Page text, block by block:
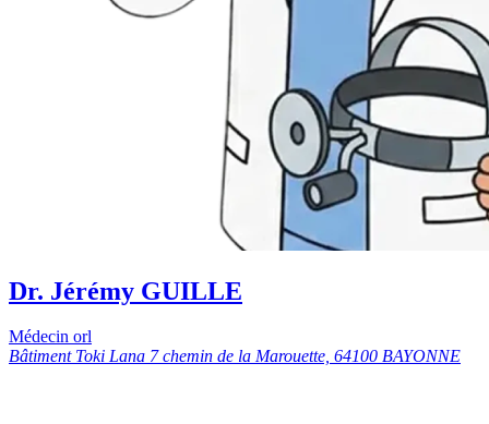
Dr. Jérémy GUILLE
Médecin orl
Bâtiment Toki Lana 7 chemin de la Marouette, 64100 BAYONNE